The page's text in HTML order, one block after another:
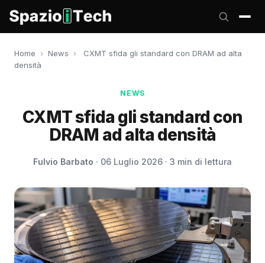
Home › News ›
CXMT sfida gli standard con DRAM ad alta
densità
NEWS
CXMT sfida gli standard con
DRAM ad alta densità
Fulvio Barbato · 06 Luglio 2026 · 3 min di lettura